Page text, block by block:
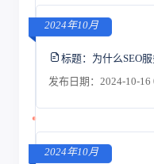
2024年10月
标题： 为什么SEO
发布日期：2024-10-16
2024年10月